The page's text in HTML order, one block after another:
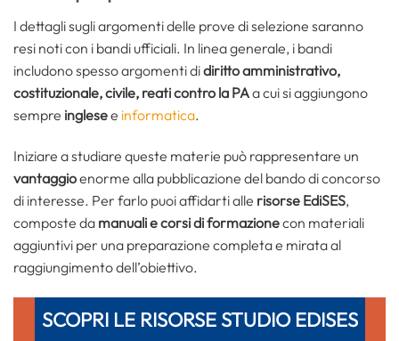
I dettagli sugli argomenti delle prove di selezione saranno
resi noti con i bandi ufficiali. In linea generale, i bandi
includono spesso argomenti didiritto amministrativo,
costituzionale, civile, reati contro la PAa cui si aggiungono
sempre inglesee informatica.
Iniziare a studiare queste materie può rappresentare un
vantaggioenorme alla pubblicazione del bando di concorso
di interesse. Per farlo puoi affidarti alle risorse EdiSES,
composte da manuali e corsi di formazionecon materiali
aggiuntivi per una preparazione completa e mirata al
raggiungimento dell’obiettivo.
SCOPRI LE RISORSE STUDIO EDISES